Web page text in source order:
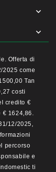


Offerta di
2025 come
Tan
costi
credito €
1624,86.
12/2025,
percorso
e
ti